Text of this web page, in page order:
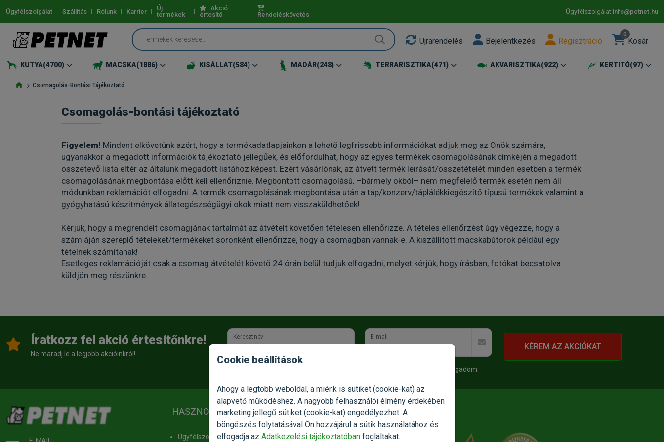
Ügyfélszolgálat Szállítás Rólunk Karrier
Új
termékek
Akció
értesítő
Rendeléskövetés Ügyfélszolgálat:info@petnet.hu
Újrarendelés Bejelentkezés Regisztráció
0
Kosár
KUTYA(4700) MACSKA(1886) KISÁLLAT(584) MADÁR(248) TERRARISZTIKA(471) AKVARISZTIKA(922) KERTITÓ(97)
Csomagolás-Bontási Tájékoztató
Csomagolás-bontási tájékoztató
Figyelem! Mindent elkövetünk azért, hogy a termékadatlapjainkon a lehető legfrissebb információkat adjuk meg az Önök számára,
ugyanakkor a megadott információk tájékoztató jellegűek, és előfordulhat, hogy az egyes termékek csomagolásának címkéjén a megadott
összetevő lista eltér az általunk megadott listához képest. Ezért vásárlónak, az átvett termék leirását/összetételét minden esetben a termék
csomagolásának megbontása előtt kell ellenőriznie. Megbontott csomagolású, –bármely okból– nem megfelelő termék esetén nem áll
módunkban reklamációt elfogadni. A termék csomagolásának megbontása után a táp/konzerv/táplálékkiegészítő típusú termékek valamint a
gyógyhatású készitmények állategészségügyi okok miatt nem visszaküldhetőek!
Kérjük, hogy a megrendelt csomagjának tartalmát az átvételt követően tételesen ellenőrizze. A tételes ellenőrzést úgy végezze, hogy a
számláján szereplő tételeket/termékeket soronként ellenőrizze, hogy a csomagban vannak-e. A kiszállított macskabútorok például egy
tételnek számítanak!
Esetleges reklamációját csak a csomag átvételét követő 24 órán belül tudjuk elfogadni, melyet kérjük, hogy írásban, fotókat becsatolva
küldjön meg részünkre.
Íratkozz fel akció értesítőnkre!
Ne maradj le a legjobb akcióinkról!
Keresztnév E-mail
elolvastam és a benne foglaltakat elfogadom.
KÉREM AZ AKCIÓKAT
HASZNOS LINKEK
Ügyfélszolgálat
DÍJAK ÉS ELISMERÉSEK
Cookie beállítások
Ahogy a legtöbb weboldal, a miénk is sütiket (cookie-kat) az
alapvető működéshez. A nagyobb felhasználói élmény érdekében
marketing jellegű sütiket (cookie-kat) engedélyezhet. A
böngészés folytatásával Ön hozzájárul a sütik használatához és
elfogadja az Adatkezelési tájékoztatóban foglaltakat.